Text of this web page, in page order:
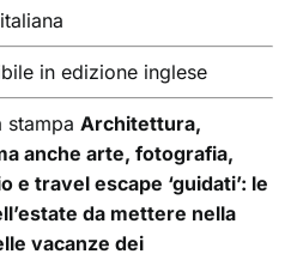
in edizione inglese
stampaArchitettura,
anche arte, fotografia,
e travel escape ‘guidati’: le
da mettere nella
vacanze dei